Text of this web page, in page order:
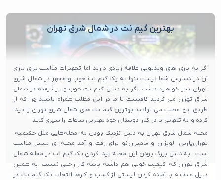
بهترین گیم نت در شمال شرق تهران
اگر به بازی های ویدیویی علاقه زیادی دارید اما تجهیزات مناسب برای بازی
آن در دسترس شما نیست تنها به یک گیم نت خوب و مجهز در شمال شرق
تهران نیاز خواهید داشت. اگر به دنبال گیم نت خوب و پیشرفته در شمال
شرق تهران می گردید کافیست با ما در این مطلب همراه باشید چرا که از
طریق این مطلب می توانید بهترین گیم نت های شمال شرق تهران را پیدا
کرده و به تنهایی یا در کنار دوستان خود بهترین ساعات را سپری کنید
محله شمال شرق تهران به دلیل نزدیک بودن به محله‌هایی مثل حکیمیه،
تهران‌پارس، لویزان و شمیران‌نو برای رفت و آمد محله ای بسیار مناسب
است . به دلیل بزرگ بودن این محله پیدا کردن یک گیم نت در محله شمال
شرق تهران که کیفیت خوبی هم داشته باشه کار راحتی نیست. به همین
دلیل میدانه با آماده کردن لیستی از کسب و کارها انتخاب یک گیم نت در